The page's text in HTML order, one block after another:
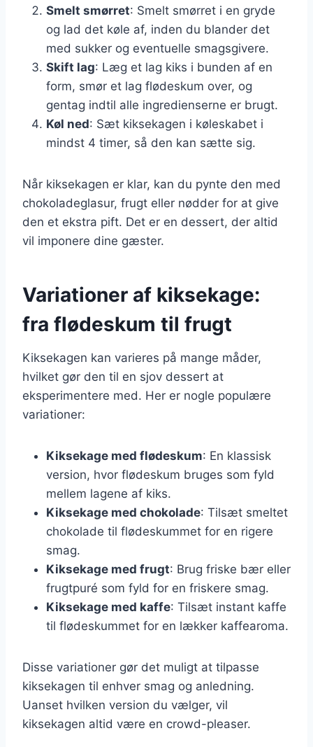
Smelt smørret: Smelt smørret i en gryde
og lad det køle af, inden du blander det
med sukker og eventuelle smagsgivere.
Skift lag: Læg et lag kiks i bunden af en
form, smør et lag flødeskum over, og
gentag indtil alle ingredienserne er brugt.
Køl ned: Sæt kiksekagen i køleskabet i
mindst 4 timer, så den kan sætte sig.
Når kiksekagen er klar, kan du pynte den med
chokoladeglasur, frugt eller nødder for at give
den et ekstra pift. Det er en dessert, der altid
vil imponere dine gæster.
Variationer af kiksekage:
fra flødeskum til frugt
Kiksekagen kan varieres på mange måder,
hvilket gør den til en sjov dessert at
eksperimentere med. Her er nogle populære
variationer:
Kiksekage med flødeskum: En klassisk
version, hvor flødeskum bruges som fyld
mellem lagene af kiks.
Kiksekage med chokolade: Tilsæt smeltet
chokolade til flødeskummet for en rigere
smag.
Kiksekage med frugt: Brug friske bær eller
frugtpuré som fyld for en friskere smag.
Kiksekage med kaffe: Tilsæt instant kaffe
til flødeskummet for en lækker kaffearoma.
Disse variationer gør det muligt at tilpasse
kiksekagen til enhver smag og anledning.
Uanset hvilken version du vælger, vil
kiksekagen altid være en crowd-pleaser.